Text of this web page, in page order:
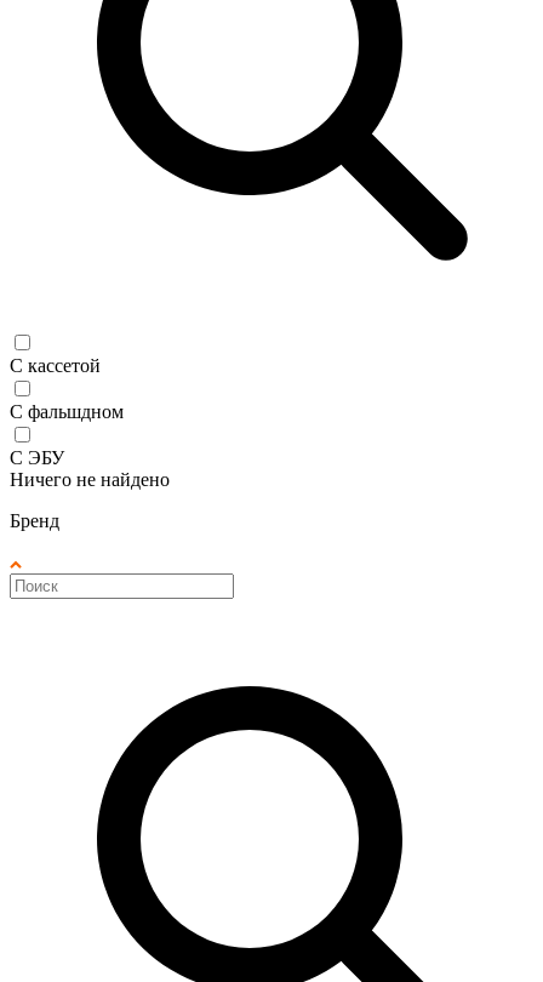
С кассетой
С фальшдном
С ЭБУ
Ничего не найдено
Бренд